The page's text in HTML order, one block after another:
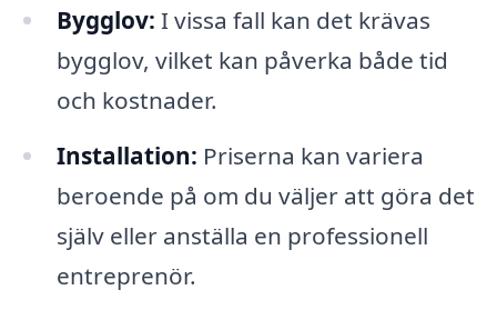
Bygglov: I vissa fall kan det krävas
bygglov, vilket kan påverka både tid
och kostnader.
Installation: Priserna kan variera
beroende på om du väljer att göra det
själv eller anställa en professionell
entreprenör.